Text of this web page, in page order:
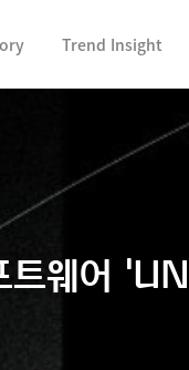
Trend Insight
트웨어